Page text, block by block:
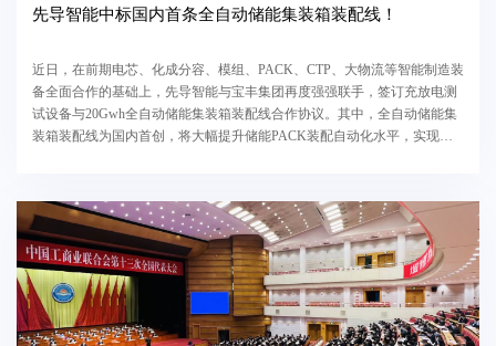
先导智能中标国内首条全自动储能集装箱装配线！
近日，在前期电芯、化成分容、模组、PACK、CTP、大物流等智能制造装
备全面合作的基础上，先导智能与宝丰集团再度强强联手，签订充放电测
试设备与20Gwh全自动储能集装箱装配线合作协议。其中，全自动储能集
装箱装配线为国内首创，将大幅提升储能PACK装配自动化水平，实现产